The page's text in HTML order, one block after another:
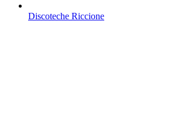
Discoteche Riccione